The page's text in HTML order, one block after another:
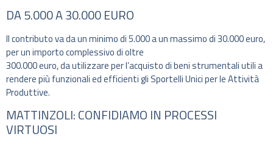
DA 5.000 A 30.000 EURO
Il contributo va da un minimo di 5.000 a un massimo di 30.000 euro,
per un importo complessivo di oltre
300.000 euro, da utilizzare per l’acquisto di beni strumentali utili a
rendere più funzionali ed efficienti gli Sportelli Unici per le Attività
Produttive.
MATTINZOLI: CONFIDIAMO IN PROCESSI
VIRTUOSI